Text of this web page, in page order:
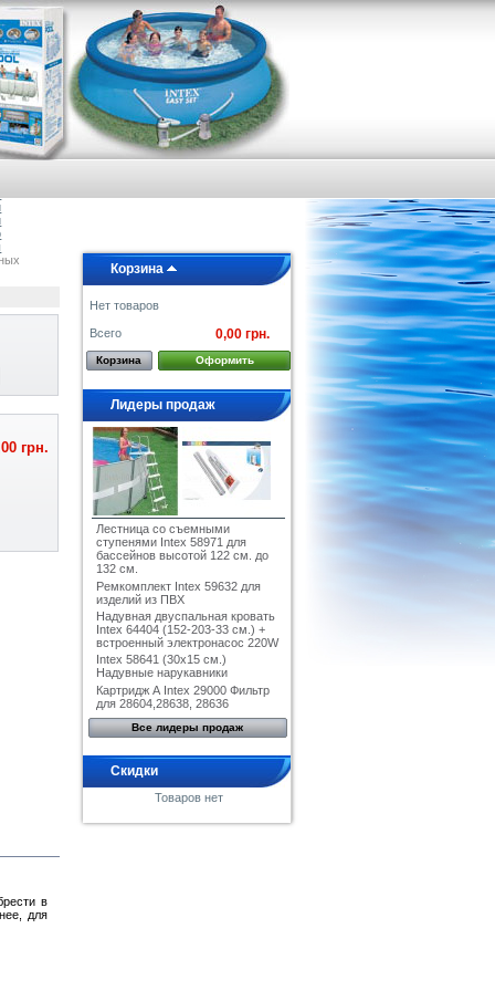
грн.
в
для
Корзина
Нет товаров
Всего 0,00 грн.
Корзина Оформить
Лидеры продаж
Лестница со съемными
ступенями Intex 58971 для
бассейнов высотой 122 см. до
132 см.
Ремкомплект Intex 59632 для
изделий из ПВХ
Надувная двуспальная кровать
Intex 64404 (152-203-33 см.) +
встроенный электронасос 220W
Intex 58641 (30x15 см.)
Надувные нарукавники
Картридж А Intex 29000 Фильтр
для 28604,28638, 28636
Все лидеры продаж
Скидки
Товаров нет